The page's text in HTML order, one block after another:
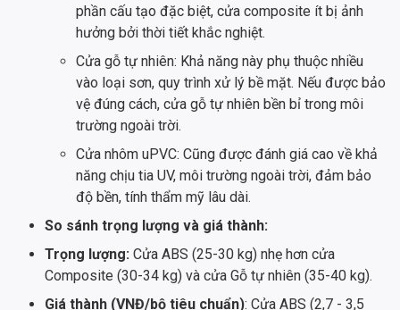
phần cấu tạo đặc biệt, cửa composite ít bị ảnh
hưởng bởi thời tiết khắc nghiệt.
Cửa gỗ tự nhiên: Khả năng này phụ thuộc nhiều
vào loại sơn, quy trình xử lý bề mặt. Nếu được bảo
vệ đúng cách, cửa gỗ tự nhiên bền bỉ trong môi
trường ngoài trời.
Cửa nhôm uPVC: Cũng được đánh giá cao về khả
năng chịu tia UV, môi trường ngoài trời, đảm bảo
độ bền, tính thẩm mỹ lâu dài.
So sánh trọng lượng và giá thành:
Trọng lượng: Cửa ABS (25-30 kg) nhẹ hơn cửa
Composite (30-34 kg) và cửa Gỗ tự nhiên (35-40 kg).
Giá thành (VNĐ/bộ tiêu chuẩn): Cửa ABS (2,7 - 3,5